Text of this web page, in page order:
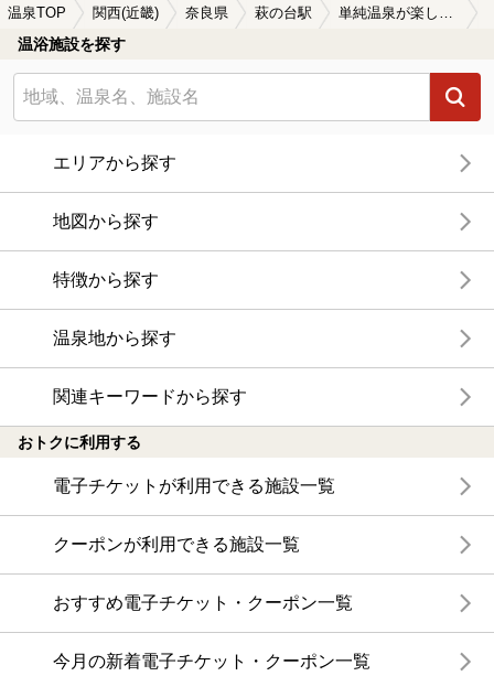
温泉TOP 関西(近畿) 奈良県 萩の台駅 単純温泉が楽しめる萩の台駅近くの温泉、日帰り温泉、スーパー銭湯おすすめ
温浴施設を探す
エリアから探す
地図から探す
特徴から探す
温泉地から探す
関連キーワードから探す
おトクに利用する
電子チケットが利用できる施設一覧
クーポンが利用できる施設一覧
おすすめ電子チケット・クーポン一覧
今月の新着電子チケット・クーポン一覧